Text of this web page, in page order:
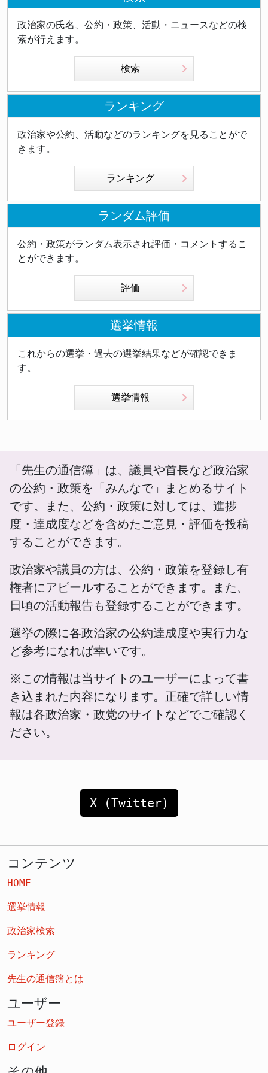
政治家の氏名、公約・政策、活動・ニュースなどの検
索が行えます。
検索
ランキング
政治家や公約、活動などのランキングを見ることがで
きます。
ランキング
ランダム評価
公約・政策がランダム表示され評価・コメントするこ
とができます。
評価
選挙情報
これからの選挙・過去の選挙結果などが確認できま
す。
選挙情報
「先生の通信簿」は、議員や首長など政治家
の公約・政策を「みんなで」まとめるサイト
です。また、公約・政策に対しては、進捗
度・達成度などを含めたご意見・評価を投稿
することができます。
政治家や議員の方は、公約・政策を登録し有
権者にアピールすることができます。また、
日頃の活動報告も登録することができます。
選挙の際に各政治家の公約達成度や実行力な
ど参考になれば幸いです。
※この情報は当サイトのユーザーによって書
き込まれた内容になります。正確で詳しい情
報は各政治家・政党のサイトなどでご確認く
ださい。
X (Twitter)
コンテンツ
HOME
選挙情報
政治家検索
ランキング
先生の通信簿とは
ユーザー
ユーザー登録
ログイン